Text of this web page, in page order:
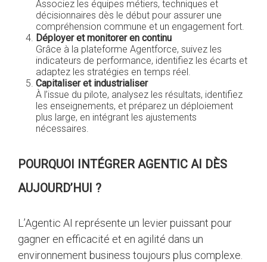
Associez les équipes métiers, techniques et
décisionnaires dès le début pour assurer une
compréhension commune et un engagement fort.
Déployer et monitorer en continu
Grâce à la plateforme Agentforce, suivez les
indicateurs de performance, identifiez les écarts et
adaptez les stratégies en temps réel.
Capitaliser et industrialiser
À l’issue du pilote, analysez les résultats, identifiez
les enseignements, et préparez un déploiement
plus large, en intégrant les ajustements
nécessaires.
POURQUOI INTÉGRER AGENTIC AI DÈS
AUJOURD’HUI ?
L’Agentic AI représente un levier puissant pour
gagner en efficacité et en agilité dans un
environnement business toujours plus complexe.